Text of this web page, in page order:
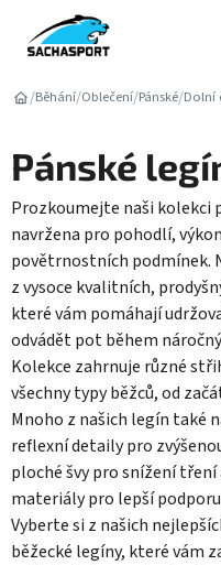
obsah
/Běhání/Oblečení/Pánské/Dolní
Pánské
Prozkoumejte naši kolekci
navržena pro pohodlí,
povětrnostních podmínek.
z vysoce kvalitních,
které vám pomáhají
odvádět pot během
Kolekce zahrnuje různé
všechny typy běžců, od
Mnoho z našich legín také
reflexní detaily pro
ploché švy pro snížení
materiály pro lepší
Vyberte si z našich
běžecké legíny, které vám